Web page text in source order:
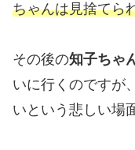
ちゃんは見捨てら
その後の知子ちゃ
いに行くのですが
いという悲しい場